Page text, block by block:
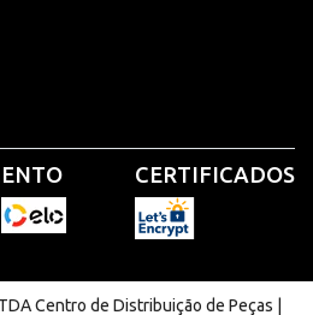
CERTIFICADOS
Centro de Distribuição de Peças |